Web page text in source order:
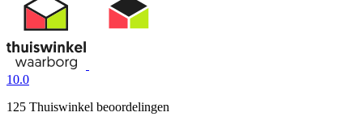
10.0
125 Thuiswinkel beoordelingen